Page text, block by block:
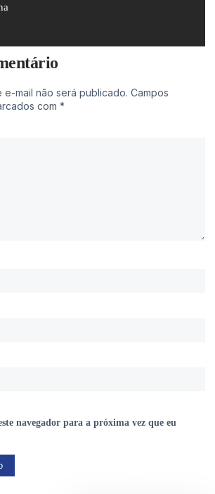
mail não será publicado. Campos
com *
navegador para a próxima vez que eu